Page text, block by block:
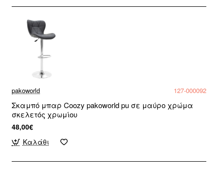
pakoworld 127-000092
Σκαμπό μπαρ Coozy pakoworld pu σε μαύρο χρώμα
σκελετός χρωμίου
48,00€
Καλάθι